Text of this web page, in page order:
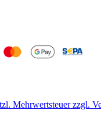
Mehrwertsteuer zzgl.